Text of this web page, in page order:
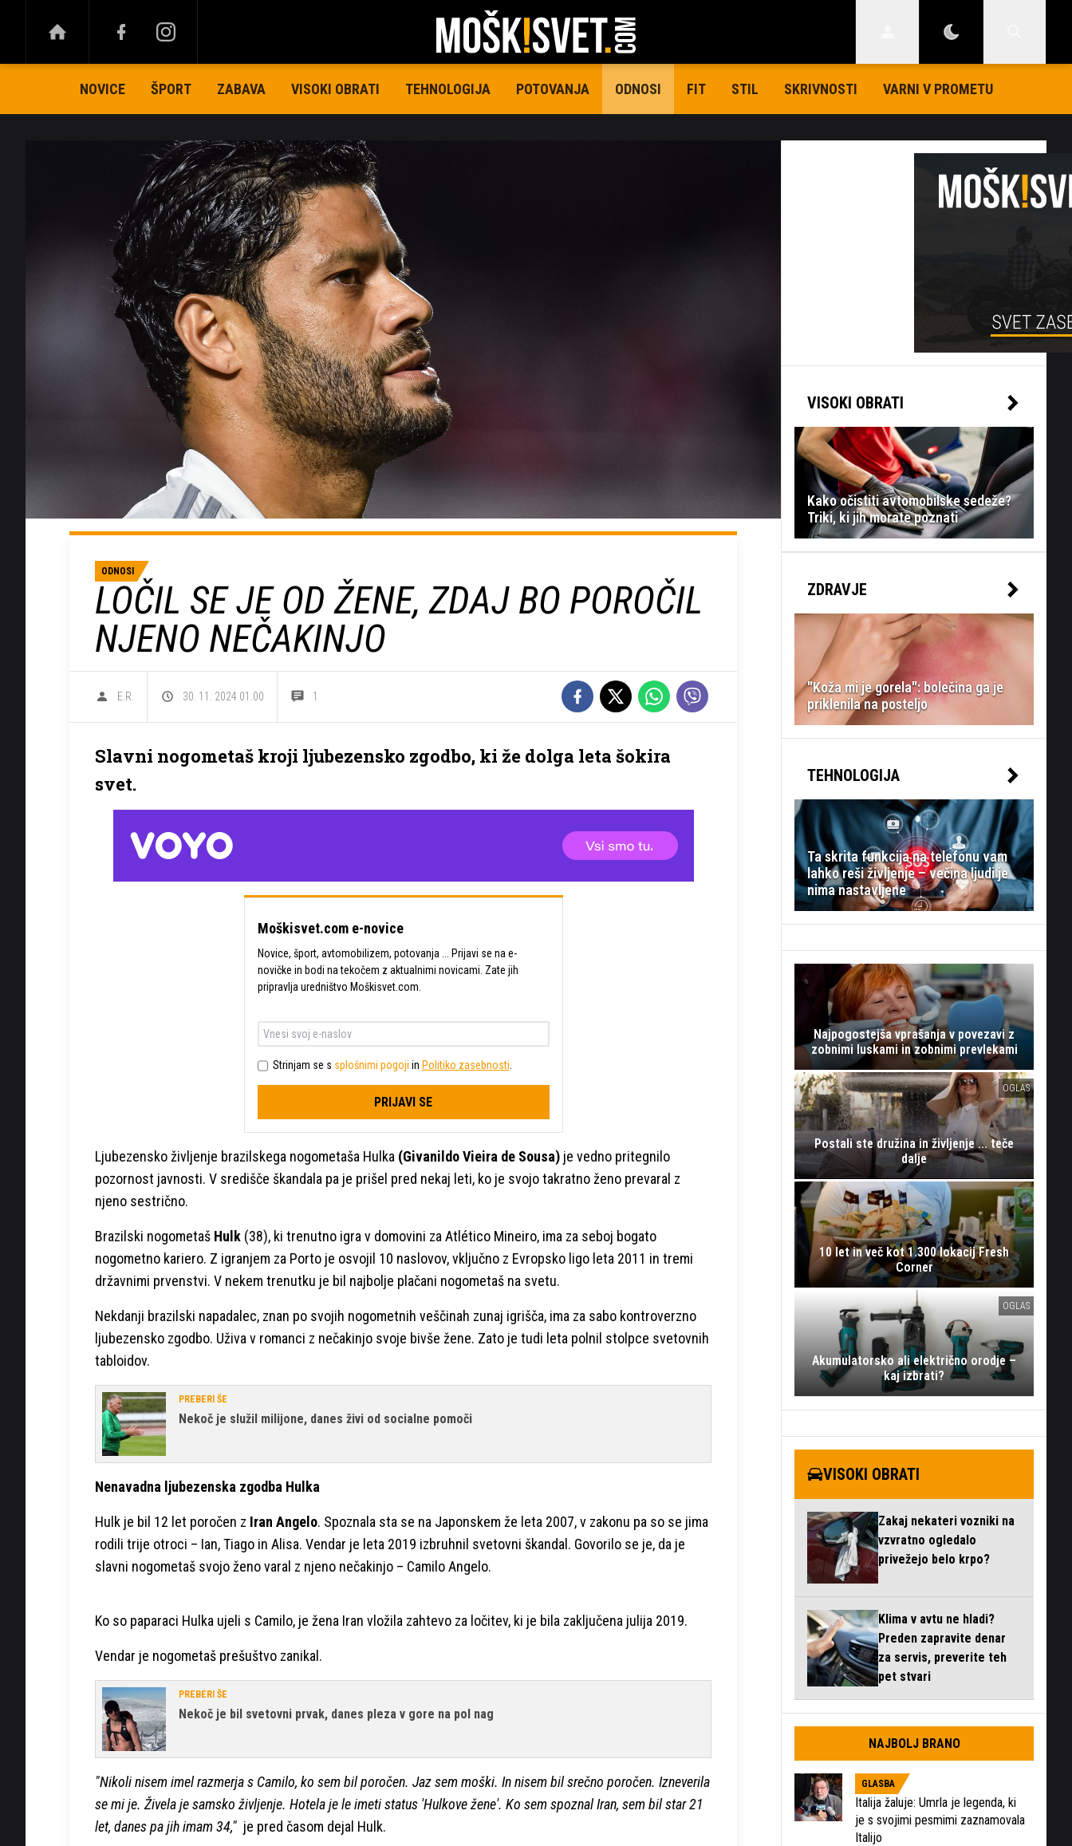
NOVICE ŠPORT ZABAVA VISOKI OBRATI TEHNOLOGIJA POTOVANJA ODNOSI FIT STIL SKRIVNOSTI VARNI V PROMETU
ODNOSI
LOČIL SE JE OD ŽENE, ZDAJ BO POROČIL
NJENO NEČAKINJO
E.R. 30. 11. 2024 01.00 1
Slavni nogometaš kroji ljubezensko zgodbo, ki že dolga leta šokira
svet.
Moškisvet.com e-novice
Novice, šport, avtomobilizem, potovanja ... Prijavi se na e-
novičke in bodi na tekočem z aktualnimi novicami. Zate jih
pripravlja uredništvo Moškisvet.com.
Strinjam se s splošnimi pogoji in Politiko zasebnosti
PRIJAVI SE
Ljubezensko življenje brazilskega nogometaša Hulka (Givanildo Vieira de Sousa) je vedno pritegnilo
pozornost javnosti. V središče škandala pa je prišel pred nekaj leti, ko je svojo takratno ženo prevaral z
njeno sestrično.
Brazilski nogometaš Hulk (38), ki trenutno igra v domovini za Atlético Mineiro, ima za seboj bogato
nogometno kariero. Z igranjem za Porto je osvojil 10 naslovov, vključno z Evropsko ligo leta 2011 in tremi
državnimi prvenstvi. V nekem trenutku je bil najbolje plačani nogometaš na svetu.
Nekdanji brazilski napadalec, znan po svojih nogometnih veščinah zunaj igrišča, ima za sabo kontroverzno
ljubezensko zgodbo. Uživa v romanci z nečakinjo svoje bivše žene. Zato je tudi leta polnil stolpce svetovnih
tabloidov.
PREBERI ŠE
Nekoč je služil milijone, danes živi od socialne pomoči
Nenavadna ljubezenska zgodba Hulka
Hulk je bil 12 let poročen z Iran Angelo. Spoznala sta se na Japonskem že leta 2007, v zakonu pa so se jima
rodili trije otroci – Ian, Tiago in Alisa. Vendar je leta 2019 izbruhnil svetovni škandal. Govorilo se je, da je
slavni nogometaš svojo ženo varal z njeno nečakinjo – Camilo Angelo.
Ko so paparaci Hulka ujeli s Camilo, je žena Iran vložila zahtevo za ločitev, ki je bila zaključena julija 2019.
Vendar je nogometaš prešuštvo zanikal.
PREBERI ŠE
Nekoč je bil svetovni prvak, danes pleza v gore na pol nag
"Nikoli nisem imel razmerja s Camilo, ko sem bil poročen. Jaz sem moški. In nisem bil srečno poročen. Izneverila
se mi je. Živela je samsko življenje. Hotela je le imeti status 'Hulkove žene'. Ko sem spoznal Iran, sem bil star 21
let, danes pa jih imam 34," je pred časom dejal Hulk.
VISOKI OBRATI
Kako očistiti avtomobilske sedeže?
Triki, ki jih morate poznati
ZDRAVJE
"Koža mi je gorela": bolečina ga je
priklenila na posteljo
TEHNOLOGIJA
Ta skrita funkcija na telefonu vam
lahko reši življenje – večina ljudi je
nima nastavljene
Najpogostejša vprašanja v povezavi z
zobnimi luskami in zobnimi prevlekami
OGLAS
Postali ste družina in življenje ... teče
dalje
10 let in več kot 1.300 lokacij Fresh
Corner
OGLAS
Akumulatorsko ali električno orodje –
kaj izbrati?
VISOKI OBRATI
Zakaj nekateri vozniki na
vzvratno ogledalo
privežejo belo krpo?
Klima v avtu ne hladi?
Preden zapravite denar
za servis, preverite teh
pet stvari
NAJBOLJ BRANO
GLASBA
Italija žaluje: Umrla je legenda, ki
je s svojimi pesmimi zaznamovala
Italijo